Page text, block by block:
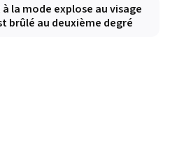
la mode explose au visage
brûlé au deuxième degré